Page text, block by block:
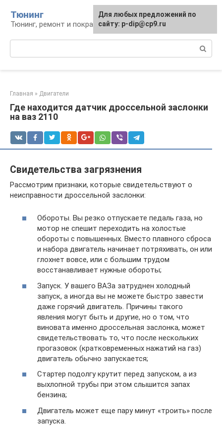
контенту
Тюнинг
Тюнинг, ремонт и покраска автомобиля
Главная » Двигатели
Где находится датчик дроссельной заслонки
на ваз 2110
Свидетельства загрязнения
Рассмотрим признаки, которые свидетельствуют о
неисправности дроссельной заслонки:
Обороты. Вы резко отпускаете педаль газа, но
мотор не спешит переходить на холостые
обороты с повышенных. Вместо плавного сброса
и набора двигатель начинает потряхивать, он или
глохнет вовсе, или с большим трудом
восстанавливает нужные обороты;
Запуск. У вашего ВАЗа затруднен холодный
запуск, а иногда вы не можете быстро завести
даже горячий двигатель. Причины такого
явления могут быть и другие, но о том, что
виновата именно дроссельная заслонка, может
свидетельствовать то, что после нескольких
прогазовок (кратковременных нажатий на газ)
двигатель обычно запускается;
Стартер подолгу крутит перед запуском, а из
выхлопной трубы при этом слышится запах
бензина;
Двигатель может еще пару минут «троить» после
запуска.
Для любых предложений по
сайту: p-dip@cp9.ru